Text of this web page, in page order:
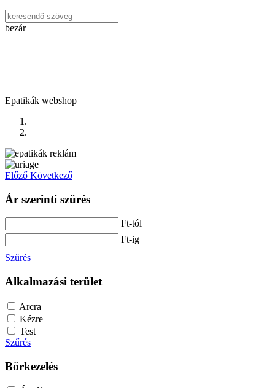
bezár
Epatikák webshop
Előző Következő
Ár szerinti szűrés
Ft-tól
Ft-ig
Szűrés
Alkalmazási terület
Arcra
Kézre
Test
Szűrés
Bőrkezelés